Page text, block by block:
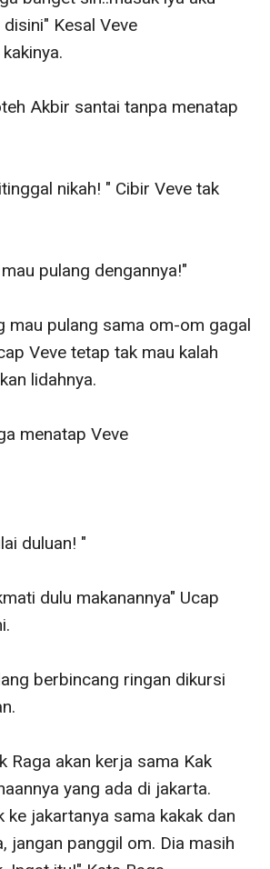
Kesal Veve
Akbir santai tanpa menatap
nikah! " Cibir Veve tak
pulang dengannya!"
mau pulang sama om-om gagal
Veve tetap tak mau kalah
lidahnya.
menatap Veve
duluan! "
dulu makanannya" Ucap
berbincang ringan dikursi
Raga akan kerja sama Kak
yang ada di jakarta.
ke jakartanya sama kakak dan
jangan panggil om. Dia masih